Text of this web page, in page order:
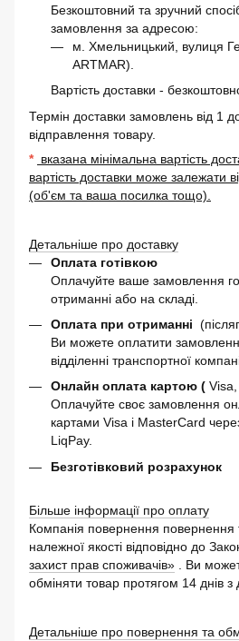
Безкоштовний та зручний
замовлення за адресою:
м. Хмельницький, вулиця
ARTMAR).
Вартість доставки -
Термін доставки замовлень від 1
відправлення товару.
* вказана мінімальна вартість
вартість доставки може залежати
(об'єм та ваша посилка тощо).
Детальніше про доставку
Оплата готівкою
Оплачуйте ваше замовлення
отриманні або на складі.
Оплата при отриманні
Ви можете оплатити
відділенні транспортної
Онлайн оплата картою (
Оплачуйте своє замовлення
картами Visa і MasterCard
LiqPay.
Безготівковий розрахунок
Більше інформації про оплату
Компанія повернення повернення
належної якості відповідно до
захист прав споживачів» . Ви
обміняти товар протягом 14 днів з
Детальніше про повернення та